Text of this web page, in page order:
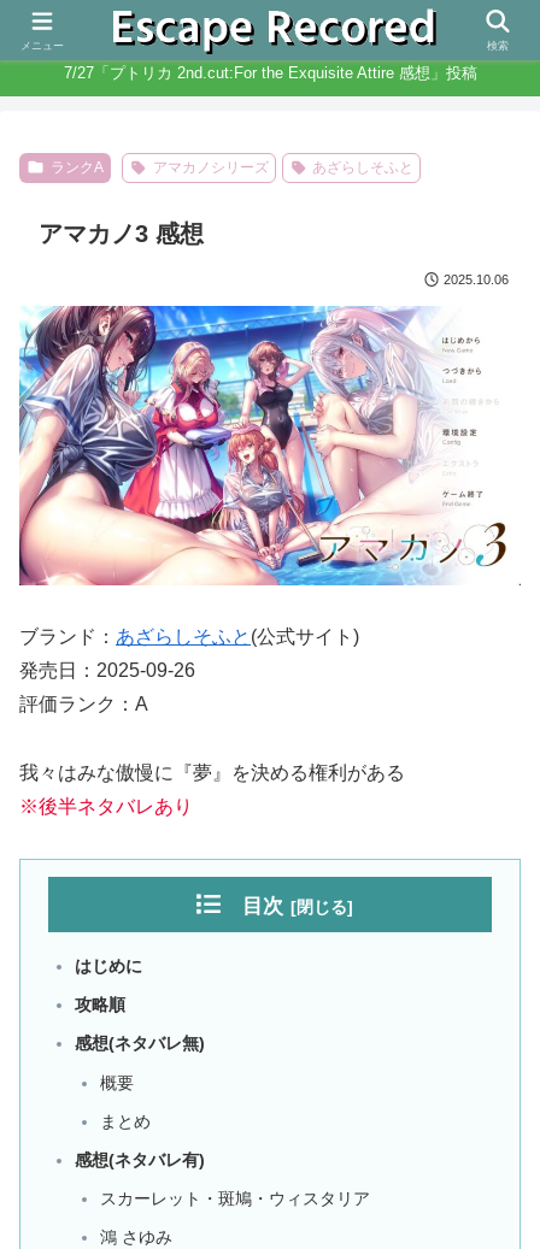
人生と違いノベルゲームは無限にある
7/27「プトリカ 2nd.cut:For the Exquisite Attire 感想」投稿
ランクA アマカノシリーズ あざらしそふと
アマカノ3 感想
2025.10.06
ブランド： あざらしそふと (公式サイト)
発売日：2025-09-26
評価ランク：A
我々はみな傲慢に『夢』を決める権利がある
※後半ネタバレあり
目次
はじめに
攻略順
感想(ネタバレ無)
概要
まとめ
感想(ネタバレ有)
スカーレット・斑鳩・ウィスタリア
鴻 さゆみ
メニュー 検索